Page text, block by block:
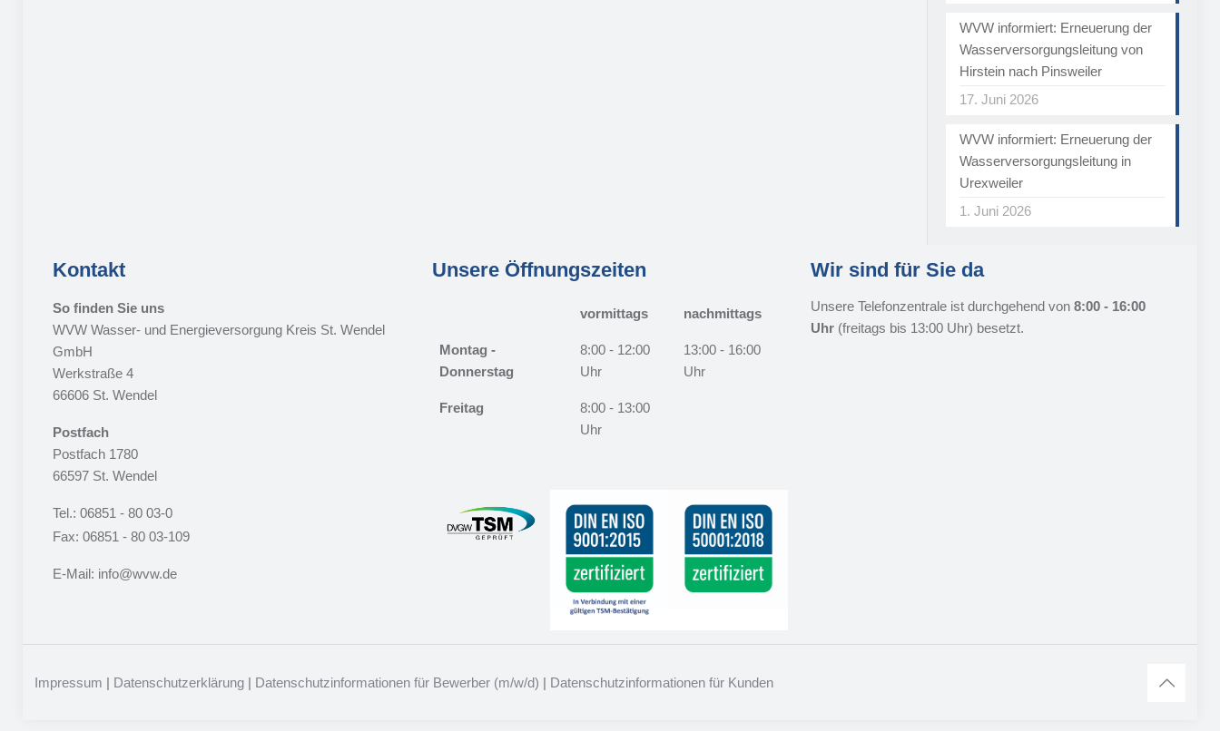
WVW informiert: Erneuerung der
Wasserversorgungsleitung von
Hirstein nach Pinsweiler
17. Juni 2026
WVW informiert: Erneuerung der
Wasserversorgungsleitung in
Urexweiler
1. Juni 2026
Kontakt
So finden Sie uns
WVW Wasser- und Energieversorgung Kreis St. Wendel
GmbH
Werkstraße 4
66606 St. Wendel
Postfach
Postfach 1780
66597 St. Wendel
Tel.: 06851 - 80 03-0
Fax: 06851 - 80 03-109
E-Mail: info@wvw.de
Unsere Öffnungszeiten
vormittags nachmittags
Montag -
Donnerstag
8:00 - 12:00
Uhr
13:00 - 16:00
Uhr
Freitag
8:00 - 13:00
Uhr
Wir sind für Sie da
Unsere Telefonzentrale ist durchgehend von8:00 - 16:00
Uhr (freitags bis 13:00 Uhr) besetzt.
Impressum | Datenschutzerklärung| Datenschutzinformationen für Bewerber (m/w/d) | Datenschutzinformationen für Kunden